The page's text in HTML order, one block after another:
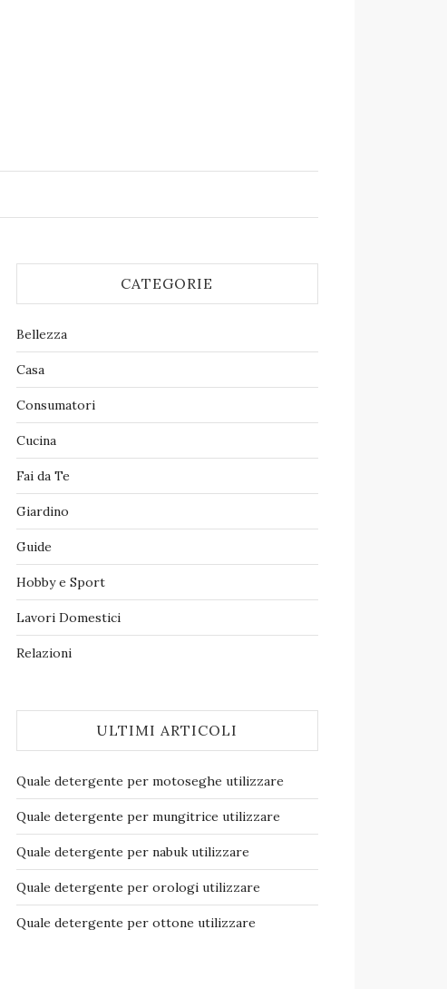
CATEGORIE
Bellezza
Casa
Consumatori
Cucina
Fai da Te
Giardino
Guide
Hobby e Sport
Lavori Domestici
Relazioni
ULTIMI ARTICOLI
Quale detergente per motoseghe​ utilizzare
Quale detergente per mungitrice​ utilizzare
Quale detergente per nabuk​ utilizzare
Quale detergente per orologi​ utilizzare
Quale detergente per ottone​ utilizzare